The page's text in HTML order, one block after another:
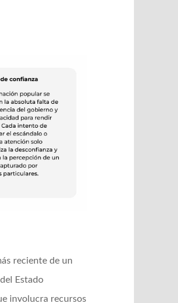
reciente de un
Estado
involucra recursos